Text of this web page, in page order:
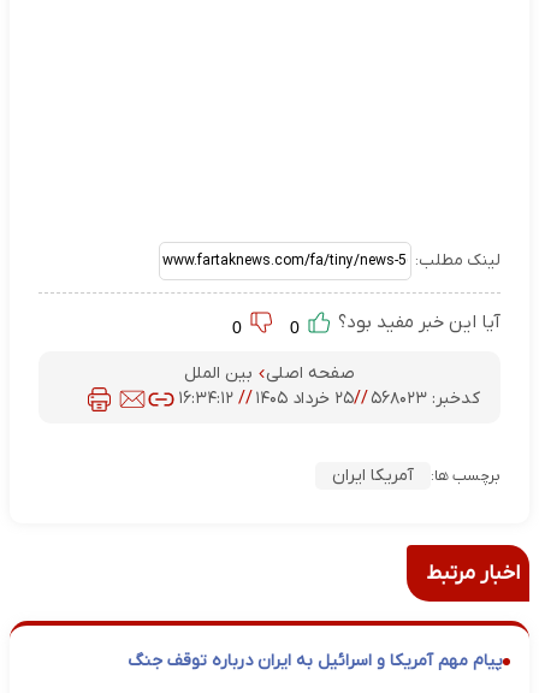
لینک مطلب:
آیا این خبر مفید بود؟
صفحه اصلی
بین الملل
کدخبر: ۵۶۸۰۲۳ //۲۵ خرداد ۱۴۰۵ // ۱۶:۳۴:۱۲
برچسب ها: آمریکا ایران
اخبار مرتبط
پیام مهم آمریکا و اسرائیل به ایران درباره توقف جنگ